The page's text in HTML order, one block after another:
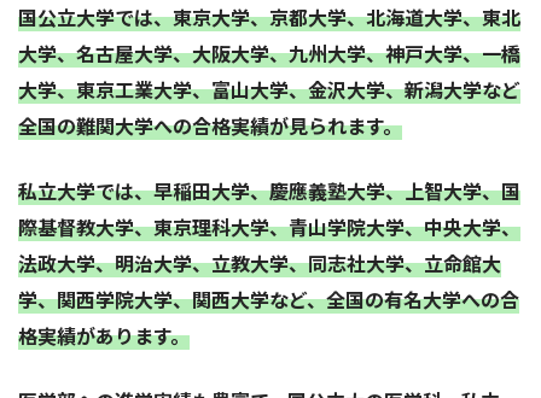
国公立大学では、東京大学、京都大学、北海道大学、東北
大学、名古屋大学、大阪大学、九州大学、神戸大学、一橋
大学、東京工業大学、富山大学、金沢大学、新潟大学など
全国の難関大学への合格実績が見られます。
私立大学では、早稲田大学、慶應義塾大学、上智大学、国
際基督教大学、東京理科大学、青山学院大学、中央大学、
法政大学、明治大学、立教大学、同志社大学、立命館大
学、関西学院大学、関西大学など、全国の有名大学への合
格実績があります。